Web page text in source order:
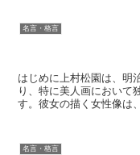
名言・格言
はじめに上村松園は、明
り、特に美人画において
す。彼女の描く女性像は
名言・格言